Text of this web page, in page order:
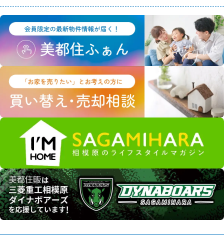
も可能です。
ただし、クッキーを受け入れない設定にすると、当サイトのい
くつかのサービス・機能が正しく作動しない場合もありますの
で、ご了承ください。
安全管理措置
取得した個人情報について、漏えい、滅失又はき損の防止等、
その管理のために必要かつ適切な安全管理措置を講じます。ま
た、取得した個人情報を取り扱う従業者や委託先（再委託先を
含みます）に対して、必要かつ適切な監督を行います。
プライバシーポリシーの改定について
当サイトにおけるプライバシーポリシーの改定につきまして
は、個人情報保護の観点から関係法令、各種通達や指導、社会
通念に鑑み内容の改善に努めてまいります。
なお改定については、当サイトにおいて掲載しお知らせするも
のとさせていただきます。
【お問い合わせ窓口】